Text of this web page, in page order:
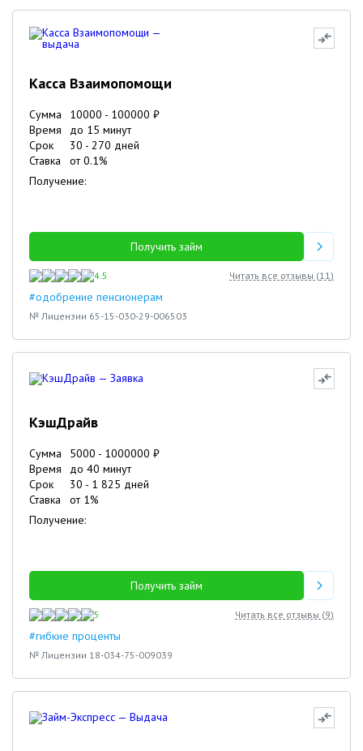
Касса Взаимопомощи
Сумма 10000 - 100000 ₽
Время
до 15 минут
Срок
30 - 270 дней
Ставка
от0.1%
Получение:
Получить займ
4.5 Читать все отзывы (11)
#одобрение пенсионерам
№ Лицензии 65-15-030-29-006503
КэшДрайв
Сумма 5000 - 1000000 ₽
Время
до 40 минут
Срок
30 - 1 825 дней
Ставка
от 1%
Получение:
Получить займ
5 Читать все отзывы (9)
#гибкие проценты
№ Лицензии 18-034-75-009039